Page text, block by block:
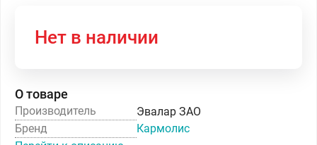
Нет в наличии
О товаре
Производитель
Эвалар ЗАО
Бренд
Кармолис